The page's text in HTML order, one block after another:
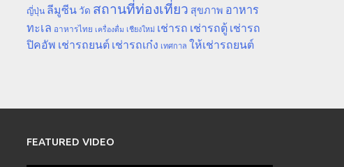
ญี่ปุ่น ลีมูซีน วัด สถานที่ท่องเที่ยว สุขภาพ อาหาร
ทะเล อาหารไทย เครื่องดื่ม เชียงใหม่ เช่ารถ เช่ารถตู้ เช่ารถ
ปิคอัพ เช่ารถยนต์ เช่ารถเก๋ง เทศกาล ให้เช่ารถยนต์
FEATURED VIDEO